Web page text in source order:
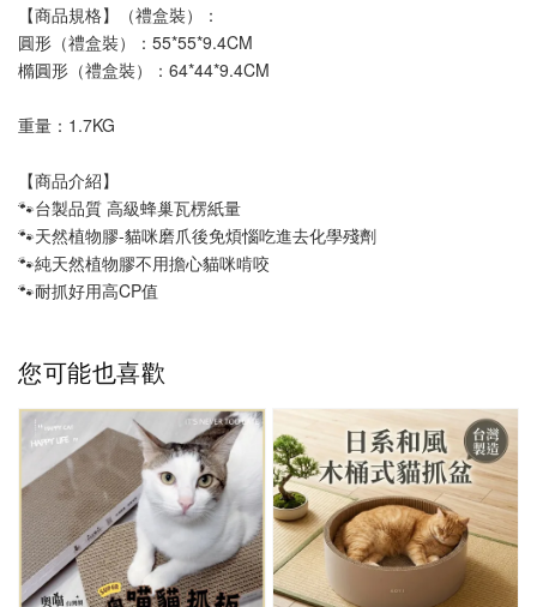
【商品規格】（禮盒裝）：
圓形（禮盒裝）：55*55*9.4CM
橢圓形（禮盒裝）：64*44*9.4CM
重量：1.7KG
【商品介紹】
🐾台製品質 高級蜂巢瓦楞紙量
🐾天然植物膠-貓咪磨爪後免煩惱吃進去化學殘劑
🐾純天然植物膠不用擔心貓咪啃咬
🐾耐抓好用高CP值
您可能也喜歡